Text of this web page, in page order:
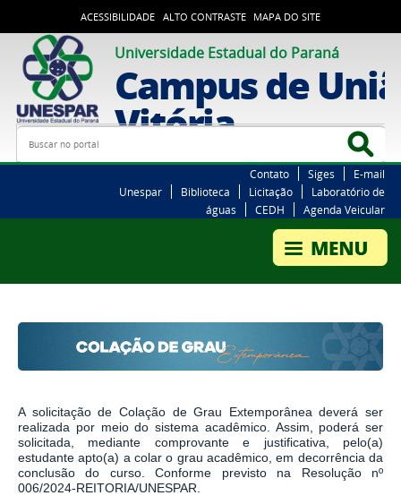
ACESSIBILIDADE ALTO CONTRASTE MAPA DO SITE
Universidade Estadual do Paraná
Campus de
Vitória
Busca
Contato Siges
E-mail
Unespar
Biblioteca Licitação
Laboratório de
águas
CEDH Agenda Veicular
A solicitação de Colação de Grau Extemporânea deverá ser
realizada por meio do sistema acadêmico. Assim, poderá ser
solicitada, mediante comprovante e justificativa, pelo(a)
estudante apto(a) a colar o grau acadêmico, em decorrência da
conclusão do curso. Conforme previsto na Resolução nº
006/2024-REITORIA/UNESPAR.